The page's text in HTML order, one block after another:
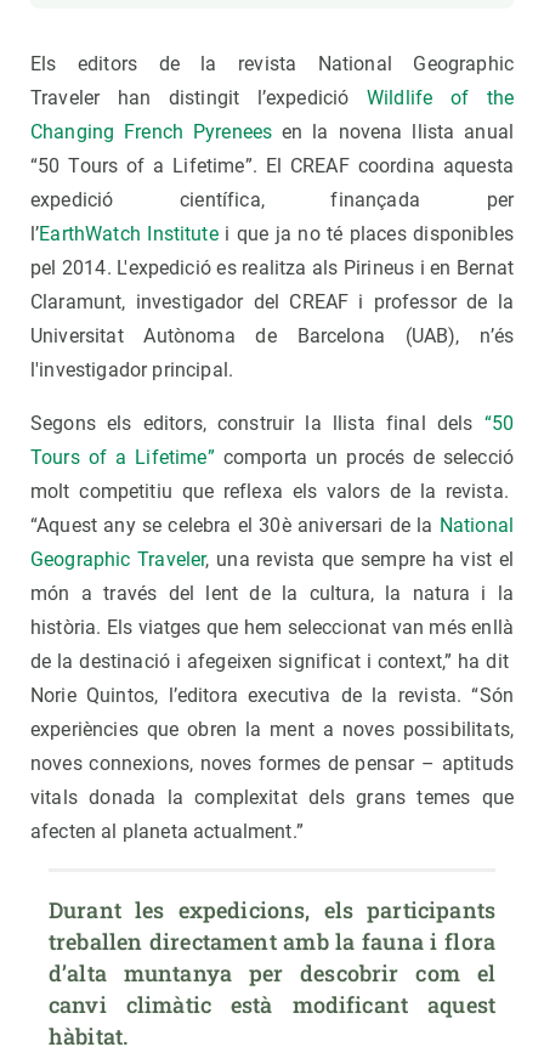
Els editors de la revista National Geographic
Traveler han distingit l’expedició Wildlife of the
Changing French Pyrenees en la novena llista anual
“50 Tours of a Lifetime”. El CREAF coordina aquesta
expedició científica, finançada per
l’EarthWatch Institutei que ja no té places disponibles
pel 2014. L'expedició es realitza als Pirineus i en Bernat
Claramunt, investigador del CREAF i professor de la
Universitat Autònoma de Barcelona (UAB), n’és
l'investigador principal.
Segons els editors, construir la llista final dels “50
Tours of a Lifetime” comporta un procés de selecció
molt competitiu que reflexa els valors de la revista.
“Aquest any se celebra el 30è aniversari de la National
Geographic Traveler, una revista que sempre ha vist el
món a través del lent de la cultura, la natura i la
història. Els viatges que hem seleccionat van més enllà
de la destinació i afegeixen significat i context,” ha dit
Norie Quintos, l’editora executiva de la revista. “Són
experiències que obren la ment a noves possibilitats,
noves connexions, noves formes de pensar – aptituds
vitals donada la complexitat dels grans temes que
afecten al planeta actualment.”
Durant les expedicions, els participants
treballen directament amb la fauna i flora
d’alta muntanya per descobrir com el
canvi climàtic està modificant aquest
hàbitat.